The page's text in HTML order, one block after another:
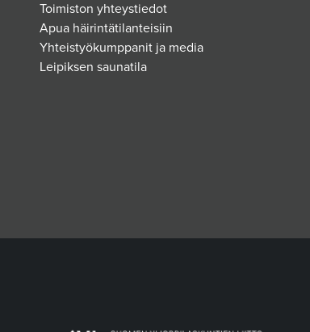
Toimiston yhteystiedot
Apua häirintätilanteisiin
Yhteistyökumppanit ja media
Leipiksen saunatila